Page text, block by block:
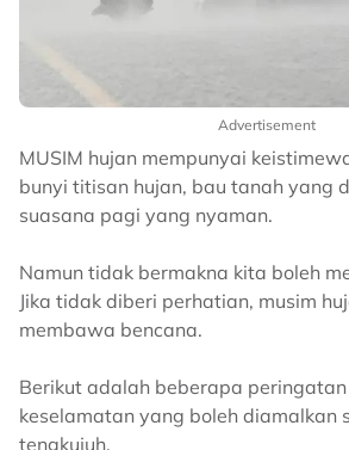
Advertisement
MUSIM hujan mempunyai
bunyi titisan hujan, bau tanah yang
suasana pagi yang nyaman.
Namun tidak bermakna kita boleh
Jika tidak diberi perhatian, musim
membawa bencana.
Berikut adalah beberapa
keselamatan yang boleh diamalkan
tengkujuh.